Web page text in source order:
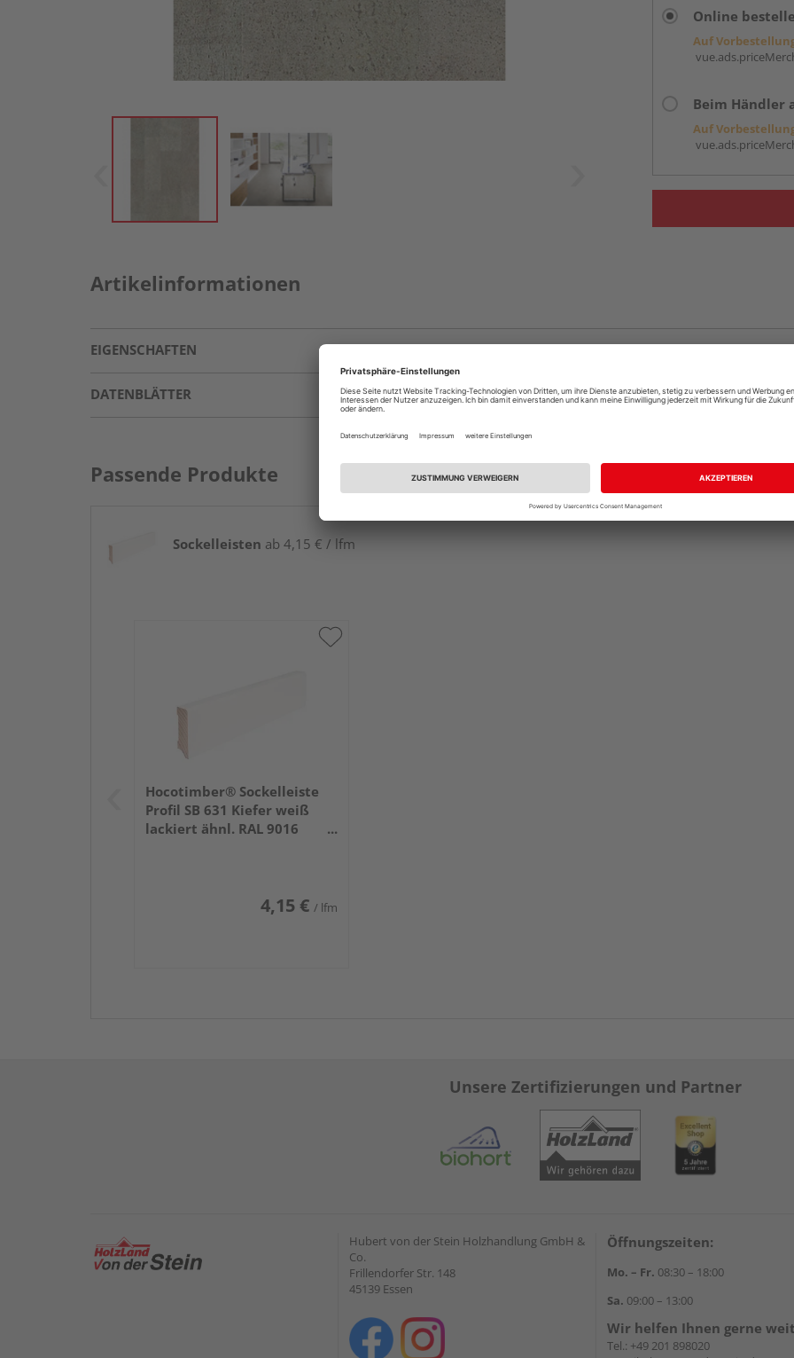
Online
Auf
Beim Händler
Auf
Artikelinformationen
EIGENSCHAFTEN
DATENBLÄTTER
Passende Produkte
Sockelleisten ab 4,15 € / lfm
Hocotimber® Sockelleiste
Profil SB 631 Kiefer weiß
lackiert ähnl. RAL 9016
4,15 € / lfm
Unsere Zertifizierungen und Partner
Hubert von der Stein Holzhandlung GmbH &
Co.
Frillendorfer Str. 148
45139 Essen
Öffnungszeiten:
Mo. – Fr. 08:30 – 18:00
Sa. 09:00 – 13:00
Wir helfen Ihnen gerne
Tel.: +49 201 898020